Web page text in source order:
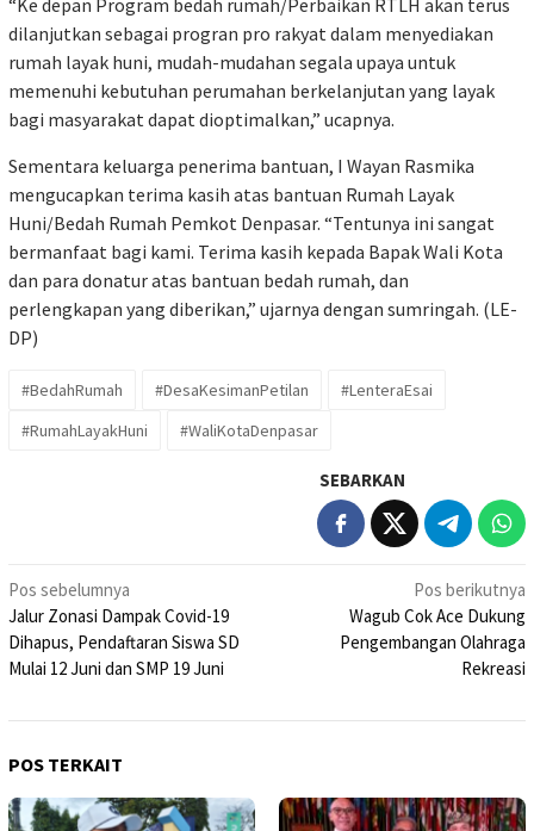
dilanjutkan sebagai progran pro rakyat dalam menyediakan
rumah layak huni, mudah-mudahan segala upaya untuk
memenuhi kebutuhan perumahan berkelanjutan yang layak
bagi masyarakat dapat dioptimalkan,” ucapnya.
Sementara keluarga penerima bantuan, I Wayan Rasmika
mengucapkan terima kasih atas bantuan Rumah Layak
Huni/Bedah Rumah Pemkot Denpasar. “Tentunya ini sangat
bermanfaat bagi kami. Terima kasih kepada Bapak Wali Kota
dan para donatur atas bantuan bedah rumah, dan
perlengkapan yang diberikan,” ujarnya dengan sumringah. (LE-
DP)
#BedahRumah #DesaKesimanPetilan
#LenteraEsai
#RumahLayakHuni
#WaliKotaDenpasar
SEBARKAN
Navigasi
pos
Pos sebelumnya
Jalur Zonasi Dampak Covid-19
Dihapus, Pendaftaran Siswa SD
Mulai 12 Juni dan SMP 19 Juni
Pos berikutnya
Wagub Cok Ace Dukung
Pengembangan Olahraga
Rekreasi
POS TERKAIT